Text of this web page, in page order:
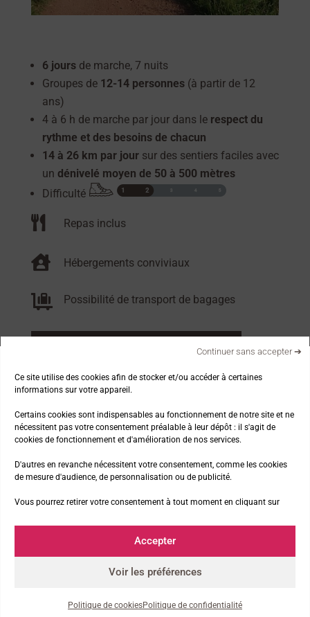
Ce site utilise des cookies afin de stocker et/ou accéder à certaines
informations sur votre appareil.
Certains cookies sont indispensables au fonctionnement de notre site et ne
nécessitent pas votre consentement préalable à leur dépôt : il s'agit de
cookies de fonctionnement et d'amélioration de nos services.
D'autres en revanche nécessitent votre consentement, comme les cookies
de mesure d'audience, de personnalisation ou de publicité.
Vous pourrez retirer votre consentement à tout moment en cliquant sur
Accepter
Continuer sans accepter ➔
Voir les préférences
Politique de cookiesPolitique de confidentialité
6 joursde marche, 7 nuits
Groupes de 12-14 personnes(à partir de 12
ans)
4 à 6 h de marche par jour dans lerespect du
rythme et des besoins de chacun
14 à 26 km par joursur des sentiers faciles avec
un dénivelé moyen de 50 à 500 mètres
Difficulté
 Repas inclus
 Hébergements conviviaux
 Possibilité de transport de bagages
RÉSERVER DIRECTEMENT
VOIR LA FICHE DÉTAILLÉE
Réservez votre semaine
Billetterie Weezevent
et partagez vos souvenirs